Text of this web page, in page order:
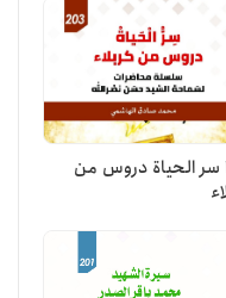
203 سر الحياة دروس من